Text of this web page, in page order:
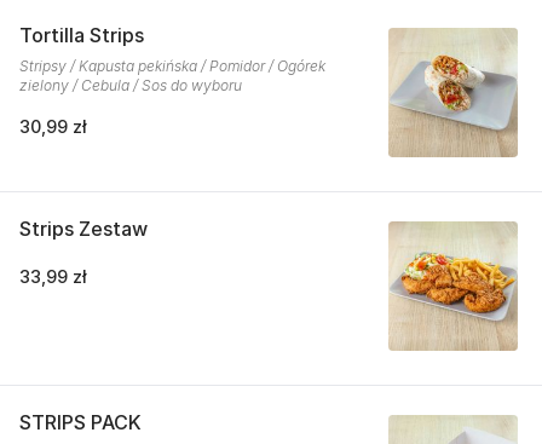
Tortilla Strips
Stripsy / Kapusta pekińska / Pomidor / Ogórek
zielony / Cebula / Sos do wyboru
30,99 zł
Strips Zestaw
33,99 zł
STRIPS PACK